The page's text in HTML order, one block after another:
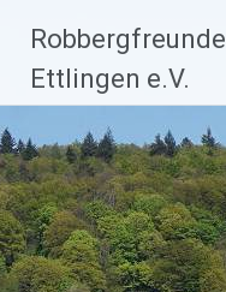
Robbergfreunde
Ettlingen e.V.